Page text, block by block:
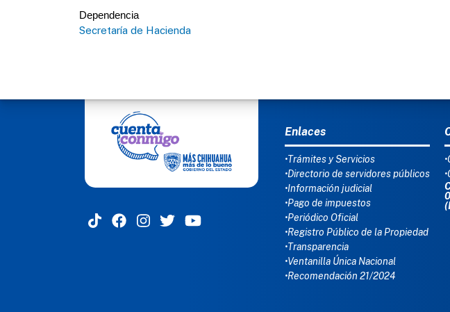
Dependencia
Secretaría de Hacienda
MENÚ DEL PIE
Enlaces
•Trámites y Servicios
•Directorio de servidores públicos
•Información judicial
•Pago de impuestos
•Periódico Oficial
•Registro Público de la Propiedad
•Transparencia
•Ventanilla Única Nacional
•Recomendación 21/2024